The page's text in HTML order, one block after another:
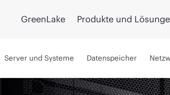
GreenLake Produkte und
Server und Systeme Datenspeicher